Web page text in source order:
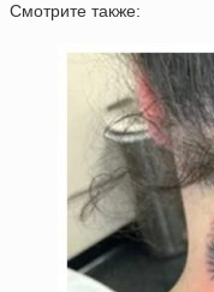
Смотрите также: